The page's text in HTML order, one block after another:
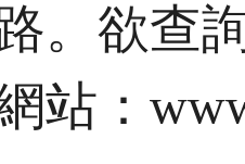
。欲查
站：